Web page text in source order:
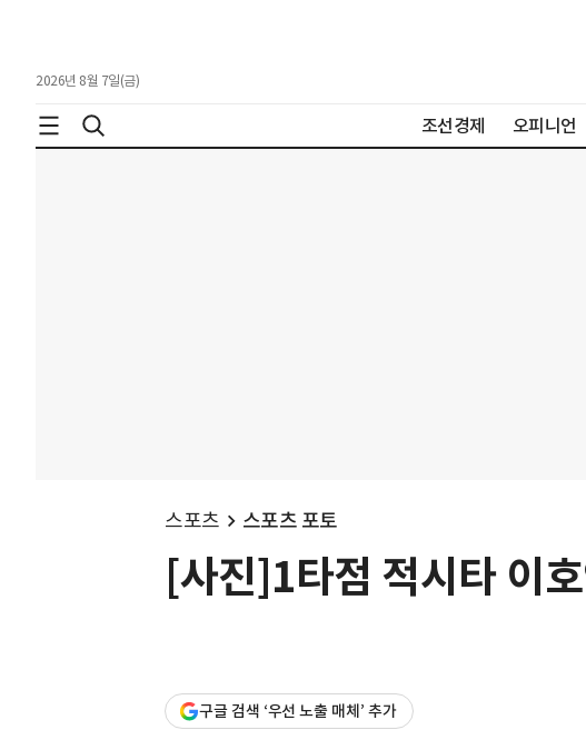
2026년 8월 7일(금)
조선경제 오피니언
스포츠 스포츠 포토
[사진]1타점 적시타 이
구글 검색 ‘우선 노출 매체’ 추가